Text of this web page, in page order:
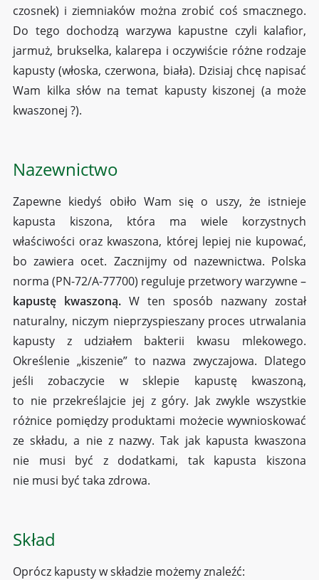
czosnek) i ziemniaków można zrobić coś smacznego.
Do tego dochodzą warzywa kapustne czyli kalafior,
jarmuż, brukselka, kalarepa i oczywiście różne rodzaje
kapusty (włoska, czerwona, biała). Dzisiaj chcę napisać
Wam kilka słów na temat kapusty kiszonej (a może
kwaszonej ?).
Nazewnictwo
Zapewne kiedyś obiło Wam się o uszy, że istnieje
kapusta kiszona, która ma wiele korzystnych
właściwości oraz kwaszona, której lepiej nie kupować,
bo zawiera ocet. Zacznijmy od nazewnictwa. Polska
norma (PN-72/A-77700) reguluje przetwory warzywne –
kapustę kwaszoną. W ten sposób nazwany został
naturalny, niczym nieprzyspieszany proces utrwalania
kapusty z udziałem bakterii kwasu mlekowego.
Określenie „kiszenie” to nazwa zwyczajowa. Dlatego
jeśli zobaczycie w sklepie kapustę kwaszoną,
to nie przekreślajcie jej z góry. Jak zwykle wszystkie
różnice pomiędzy produktami możecie wywnioskować
ze składu, a nie z nazwy. Tak jak kapusta kwaszona
nie musi być z dodatkami, tak kapusta kiszona
nie musi być taka zdrowa.
Skład
Oprócz kapusty w składzie możemy znaleźć: